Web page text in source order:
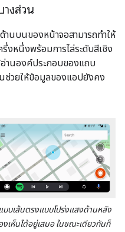
งส่วน
นบนของหน้าจอสามารถทำให้
หนึ่งพร้อมการไล่ระดับสีเชิง
อ่านองค์ประกอบของแถบ
ช่วยให้ข้อมูลของแอปยังคง
บบเส้นตรงแบบโปร่งแสงด้านหลัง
เห็นได้อยู่เสมอ ในขณะเดียวกันก็